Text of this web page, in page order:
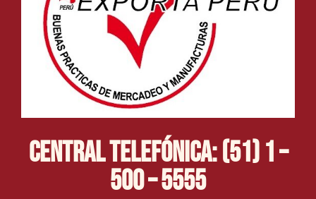
Central Telefónica: (51) 1 –
500 – 5555